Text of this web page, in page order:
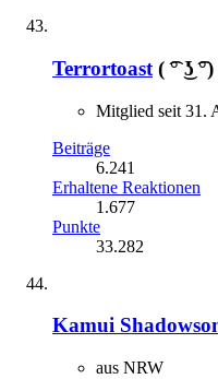
Terrortoast ( ͡° ͜ʖ ͡°)
Mitglied seit 31.
Beiträge
6.241
Erhaltene Reaktionen
1.677
Punkte
33.282
Kamui
aus NRW